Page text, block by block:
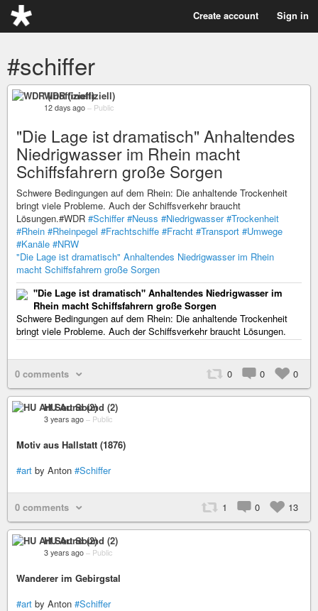
Create account Sign in
#schiffer
WDR (inoffiziell)
12 days ago – Public
"Die Lage ist dramatisch" Anhaltendes
Niedrigwasser im Rhein macht
Schiffsfahrern große Sorgen
Schwere Bedingungen auf dem Rhein: Die anhaltende Trockenheit
bringt viele Probleme. Auch der Schiffsverkehr braucht
Lösungen.#WDR #Schiffer #Neuss #Niedrigwasser #Trockenheit
#Rhein #Rheinpegel #Frachtschiffe #Fracht #Transport #Umwege
#Kanäle #NRW
"Die Lage ist dramatisch" Anhaltendes Niedrigwasser im Rhein
macht Schiffsfahrern große Sorgen
"Die Lage ist dramatisch" Anhaltendes Niedrigwasser im
Rhein macht Schiffsfahrern große Sorgen
Schwere Bedingungen auf dem Rhein: Die anhaltende Trockenheit
bringt viele Probleme. Auch der Schiffsverkehr braucht Lösungen.
0 comments 0 0 0
HU Art Sound (2)
3 years ago – Public
Motiv aus Hallstatt (1876)
#art by Anton #Schiffer
0 comments 1 0 13
HU Art Sound (2)
3 years ago – Public
Wanderer im Gebirgstal
#art by Anton #Schiffer